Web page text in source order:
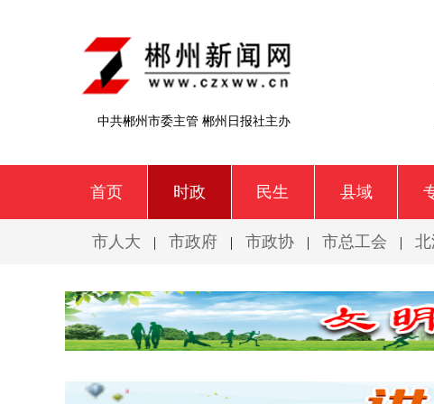
中共郴州市委主管 郴州日报社主办
首页 时政 民生 县域
市人大 | 市政府 | 市政协 | 市总工会 | 北